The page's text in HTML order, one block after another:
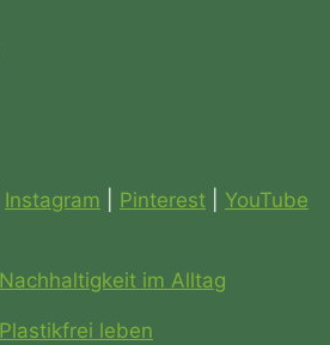
Instagram Pinterest
YouTube
Nachhaltigkeit im Alltag
Plastikfrei leben